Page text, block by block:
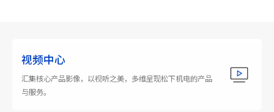
视频中心
汇集核心产品影像，以视听之美，多维呈现松下机电的产品
与服务。